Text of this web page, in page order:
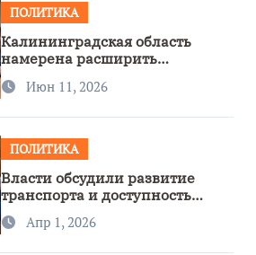
ПОЛИТИКА
Калининградская область
намерена расширить
сотрудничество с Узбекистаном
Июн 11, 2026
ПОЛИТИКА
Власти обсудили развитие
транспорта и доступность
региона
Апр 1, 2026